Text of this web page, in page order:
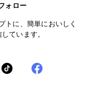
ォロー
トに、簡単においしく
ています。